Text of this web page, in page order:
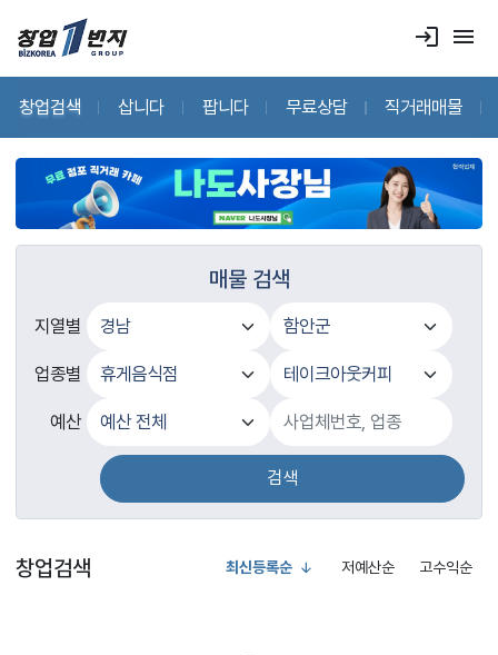
login menu
창업검색 삽니다 팝니다 무료상담 직거래매물
매물 검색
지열별
업종별
예산
검색
창업검색 최신등록순 저예산순 고수익순